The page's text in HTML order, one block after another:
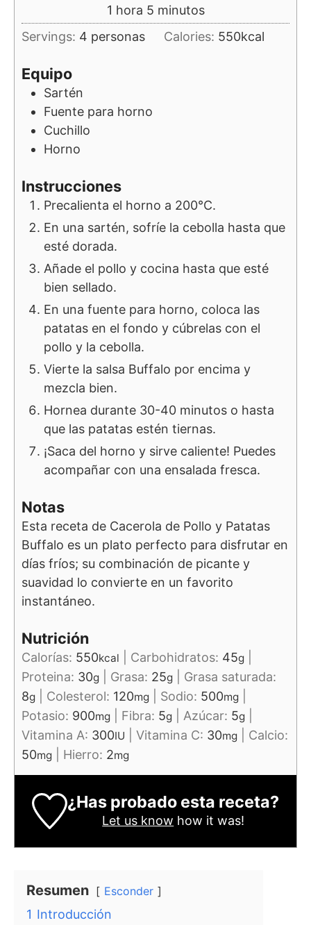
1 hora
hora 5minutos
minutos
Servings: 4 personas Calories: 550kcal
Equipo
Sartén
Fuente para horno
Cuchillo
Horno
Instrucciones
Precalienta el horno a 200°C.
En una sartén, sofríe la cebolla hasta que
esté dorada.
Añade el pollo y cocina hasta que esté
bien sellado.
En una fuente para horno, coloca las
patatas en el fondo y cúbrelas con el
pollo y la cebolla.
Vierte la salsa Buffalo por encima y
mezcla bien.
Hornea durante 30-40 minutos o hasta
que las patatas estén tiernas.
¡Saca del horno y sirve caliente! Puedes
acompañar con una ensalada fresca.
Notas
Esta receta de Cacerola de Pollo y Patatas
Buffalo es un plato perfecto para disfrutar en
días fríos; su combinación de picante y
suavidad lo convierte en un favorito
instantáneo.
Nutrición
Calorías: 550kcal Carbohidratos: 45g
Proteina: 30g Grasa: 25g
Grasa saturada:
8g Colesterol: 120mg Sodio: 500mg
Potasio: 900mg Fibra: 5g Azúcar: 5g
Vitamina A: 300IU Vitamina C: 30mg
Calcio:
50mg Hierro: 2mg
¿Has probado esta receta?
Let us know how it was!
Resumen Esconder
1 Introducción